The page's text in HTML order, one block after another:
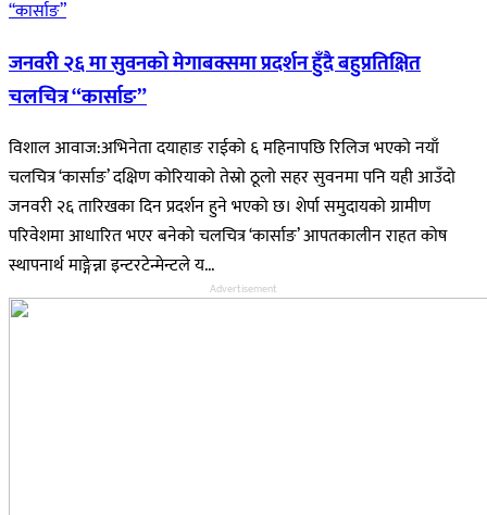
जनवरी २६ मा सुवनको मेगाबक्समा प्रदर्शन हुँदै बहुप्रतिक्षित
चलचित्र “कार्साङ”
विशाल आवाज:अभिनेता दयाहाङ राईको ६ महिनापछि रिलिज भएको नयाँ
चलचित्र ‘कार्साङ’ दक्षिण कोरियाको तेस्रो ठूलो सहर सुवनमा पनि यही आउँदो
जनवरी २६ तारिखका दिन प्रदर्शन हुने भएको छ। शेर्पा समुदायको ग्रामीण
परिवेशमा आधारित भएर बनेको चलचित्र ‘कार्साङ’ आपतकालीन राहत कोष
स्थापनार्थ माङ्गेन्ना इन्टरटेन्मेन्टले य...
Advertisement